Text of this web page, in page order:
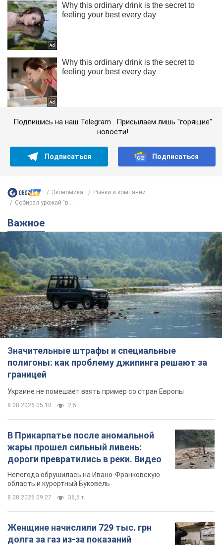
Подпишись на наш Telegram . Присылаем лишь "горящие"
новости!
Подписаться Подписаться
Экономика
Рынки и компании
Собирал урожай "в...
Важное
Значительные штрафы и специальные
полигоны: как проблему джипинга решают за
границей
Украине не помешает взять пример со стран Европы
8.08.2026 05:10 2,5 т.
В Прикарпатье после аномальной
жары прошел сильный ливень:
дороги превратились в реки. Видео
Непогода обрушилась на Ивано-Франковскую
область и курортный Буковель
8.08.2026 09:27 36,5 т.
Женщине начислили 729 тыс. грн
долга за газ из-за показаний